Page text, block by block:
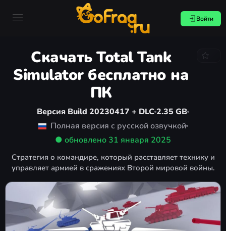
Войти
Скачать Total Tank
Simulator бесплатно на
ПК
Версия Build 20230417 + DLC2.35 GB
Полная версия с русской озвучкой
● обновлено31 января 2025
Стратегия о командире, который расставляет технику и
управляет армией в сражениях Второй мировой войны.